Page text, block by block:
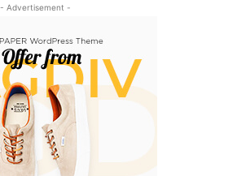
- Advertisement -